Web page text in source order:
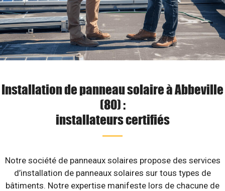
Installation de panneau solaire à Abbeville
(80) :
installateurs certifiés
Notre société de panneaux solaires propose des services
d’installation de panneaux solaires sur tous types de
bâtiments. Notre expertise manifeste lors de chacune de